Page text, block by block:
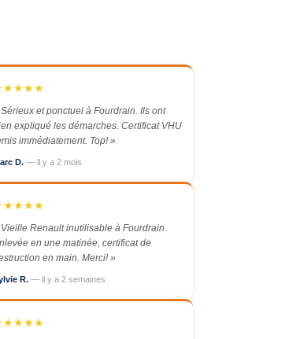
et ponctuel à Fourdrain. Ils ont
expliqué les démarches. Certificat VHU
immédiatement. Top! »
D. — il y a 2 mois
Renault inutilisable à Fourdrain.
en une matinée, certificat de
en main. Merci! »
R. — il y a 2 semaines